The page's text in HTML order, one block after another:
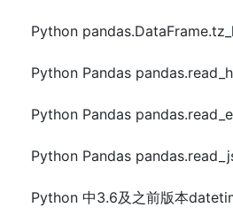
Python Pandas
Python Pandas
Python Pandas